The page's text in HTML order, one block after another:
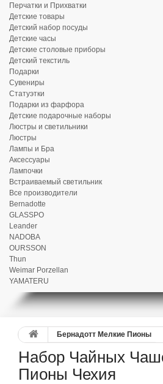
Перчатки и Прихватки
Детские товары
Детский набор посуды
Детские часы
Детские столовые приборы
Детский текстиль
Подарки
Сувениры
Статуэтки
Подарки из фарфора
Детские подарочные наборы
Люстры и светильники
Люстры
Лампы и Бра
Аксессуары
Лампочки
Встраиваемый светильник
Все производители
Bernadotte
GLASSPO
Leander
NADOBA
OURSSON
Thun
Weimar Porzellan
YAMATERU
Бернадотт Мелкие Пионы
Набор Чайных
Пионы Чехия